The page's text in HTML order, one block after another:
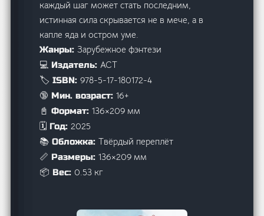
каждый шаг может стать последним,
истинная сила скрывается не в мече, а в
капле яда и остром уме.
Жанры:Зарубежное фэнтези
💻 Издатель:АСТ
🏷️ ISBN:978-5-17-180172-4
🔞 Мин. возраст:16+
📓 Формат:136×209 мм
🗓️ Год:2025
📚 Обложка:Твёрдый переплёт
📏 Размеры:136×209 мм
📦 Вес:0.53 кг